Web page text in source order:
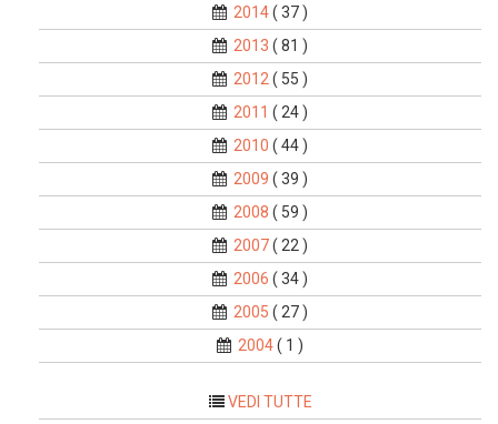
2014( 37 )
2013 ( 81 )
2012 ( 55 )
2011 ( 24 )
2010 ( 44 )
2009 ( 39 )
2008 ( 59 )
2007( 22 )
2006 ( 34 )
2005 ( 27 )
2004( 1 )
VEDI TUTTE